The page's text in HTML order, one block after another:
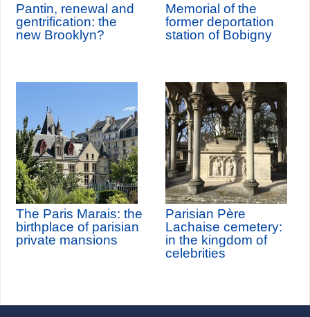
Pantin, renewal and
gentrification: the
new Brooklyn?
Memorial of the
former deportation
station of Bobigny
The Paris Marais: the
birthplace of parisian
private mansions
Parisian Père
Lachaise cemetery:
in the kingdom of
celebrities